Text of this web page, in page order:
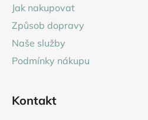
Jak nakupovat
Způsob dopravy
Naše služby
Podmínky nákupu
Kontakt